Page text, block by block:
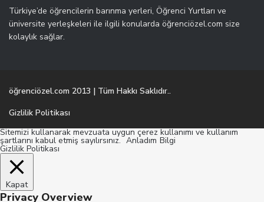
Türkiye’de öğrencilerin barınma yerleri, Öğrenci Yurtları ve
üniversite yerleşkeleri ile ilgili konularda öğrenciözel.com size
kolaylık sağlar.
öğrenciözel.com 2013 | Tüm Hakkı Saklıdır..
Gizlilik Politikası
Sitemizi kullanarak mevzuata uygun çerez kullanımı ve kullanım
şartlarını kabul etmiş sayılırsınız. Anladım Bilgi
Gizlilik Politikası
Kapat
Privacy Overview